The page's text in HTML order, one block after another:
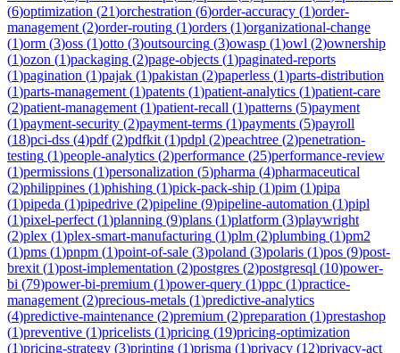
(6)optimization (21)orchestration (6)order-accuracy (1)order-
management (2)order-routing (1)orders (1)organizational-change
(1)orm (3)oss (1)otto (3)outsourcing (3)owasp (1)owl (2)ownership
(1)ozon (1)packaging (2)page-objects (1)paginated-reports
(1)pagination (1)pajak (1)pakistan (2)paperless (1)parts-distribution
(1)parts-management (1)patents (1)patient-analytics (1)patient-care
(2)patient-management (1)patient-recall (1)patterns (5)payment
(1)payment-security (2)payment-terms (1)payments (5)payroll
(18)pci-dss (4)pdf(2)pdfkit (1)pdpl (2)peachtree (2)penetration-
testing (1)people-analytics (2)performance (25)performance-review
(1)permissions (1)personalization (5)pharma (4)pharmaceutical
(2)philippines (1)phishing (1)pick-pack-ship (1)pim (1)pipa
(1)pipeda (1)pipedrive (2)pipeline (9)pipeline-automation (1)pipl
(1)pixel-perfect (1)planning (9)plans (1)platform (3)playwright
(2)plex (1)plex-smart-manufacturing (1)plm (2)plumbing (1)pm2
(1)pms (1)pnpm (1)point-of-sale (3)poland (3)polaris (1)pos (9)post-
brexit (1)post-implementation (2)postgres (2)postgresql (10)power-
bi (79)power-bi-premium (1)power-query (1)ppc (1)practice-
management (2)precious-metals (1)predictive-analytics
(4)predictive-maintenance (2)premium (2)preparation (1)prestashop
(1)preventive (1)pricelists (1)pricing (19)pricing-optimization
(1)pricing-strategy (3)printing (1)prisma (1)privacy (12)privacy-act